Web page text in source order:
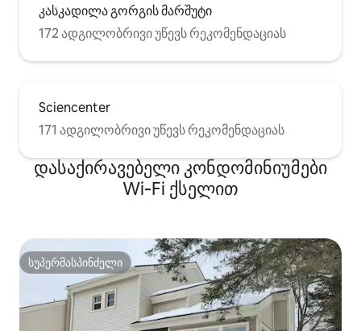
კასკადილა გორგის მარშუტი
172 ადგილობრივი უწევს რეკომენდაციას
Sciencenter
171 ადგილობრივი უწევს რეკომენდაციას
დასაქირავებელი კონდომინიუმები
Wi‑Fi ქსელით
სუპერმასპინძელი
სუპერმასპინძელი